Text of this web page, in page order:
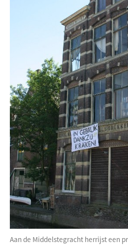
Aan de Middelstegracht herrijst een